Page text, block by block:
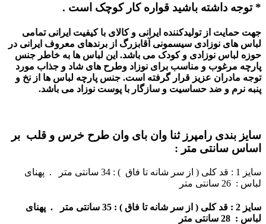
* توجه داشته باشید قواره کار کوچک است .
جهت حمایت از تولیدکننده ایرانی و کالای با کیفیت ایرانی تمامی
لباس های نوزادی سیسمونی آقابزرگ از برندهای معروف ایرانی در
حوزه لباس نوزادی و کودک می باشد. این لباس ها به خاطر جنس
پارچه مرغوب و مناسب برای نوزاد وطرح های شاد و جذاب مورد
توجه مادران عزیز قرار گرفته است. جنس پارچه لباس ها از نخ و
پنبه نرم و ضد حساسیت و سازگار با پوست نوزاد می باشد.
سایز بندی رامپرز ثنا وان بای وان طرح خرس و قلب بر
اساس سانتی متر :
سایز 1 : قد کلی ( از سر شانه تا فاق ) : 34 سانتی متر . پهنای
لباس : 26 سانتی متر
سایز 2 : قد کلی ( از سر شانه تا فاق ) : 35 سانتی متر . پهنای
لباس : 28 سانتی متر